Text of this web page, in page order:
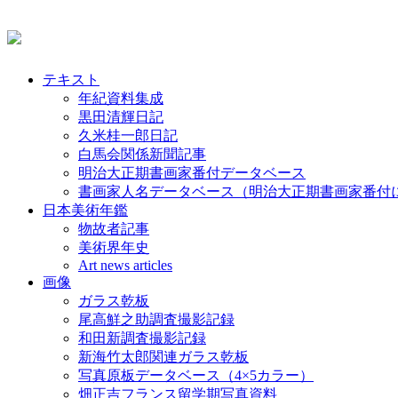
テキスト
年紀資料集成
黒田清輝日記
久米桂一郎日記
白馬会関係新聞記事
明治大正期書画家番付データベース
書画家人名データベース（明治大正期書画家番付
日本美術年鑑
物故者記事
美術界年史
Art news articles
画像
ガラス乾板
尾高鮮之助調査撮影記録
和田新調査撮影記録
新海竹太郎関連ガラス乾板
写真原板データベース（4×5カラー）
畑正吉フランス留学期写真資料